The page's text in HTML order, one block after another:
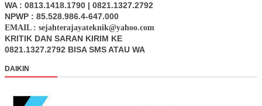
WA : 0813.1418.1790 | 0821.1327.2792
NPWP : 85.528.986.4-647.000
EMAIL : sejahterajayateknik@yahoo.com
KRITIK DAN SARAN KIRIM KE
0821.1327.2792 BISA SMS ATAU WA
DAIKIN